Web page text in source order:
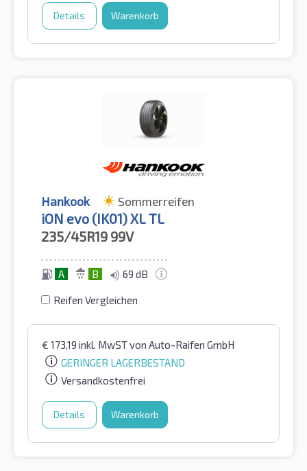
Details Warenkorb
Hankook Sommerreifen
iON evo (IK01) XL TL
235/45R19 99V
A B 69 dB
Reifen Vergleichen
€ 173,19 inkl. MwSTvon Auto-Raifen GmbH
GERINGER LAGERBESTAND
Versandkostenfrei
Details Warenkorb